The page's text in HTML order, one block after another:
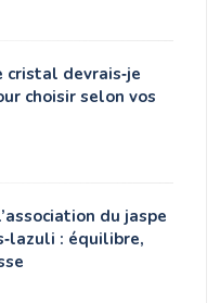
devrais‑je
choisir selon vos
du jaspe
: équilibre,